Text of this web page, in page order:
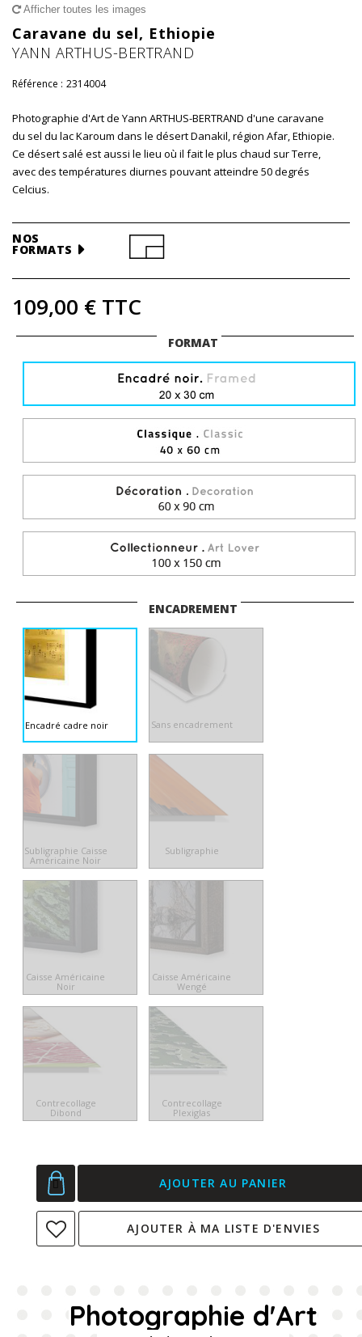
Afficher toutes les images
Caravane du sel, Ethiopie
YANN ARTHUS-BERTRAND
Référence : 2314004
Photographie d'Art de Yann ARTHUS-BERTRAND d'une caravane
du sel du lac Karoum dans le désert Danakil, région Afar, Ethiopie.
Ce désert salé est aussi le lieu où il fait le plus chaud sur Terre,
avec des températures diurnes pouvant atteindre 50 degrés
Celcius.
NOS
FORMATS
109,00 € TTC
FORMAT
ENCADREMENT
Encadré cadre noir Sans encadrement
Subligraphie Caisse
Américaine Noir
Subligraphie
Caisse Américaine
Noir
Caisse Américaine
Wengé
Contrecollage
Dibond
Contrecollage
Plexiglas
AJOUTER AU PANIER
AJOUTER À MA LISTE D'ENVIES
Photographie d'Art